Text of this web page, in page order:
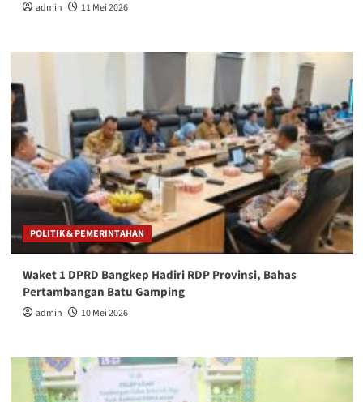
admin 11 Mei 2026
POLITIK & PEMERINTAHAN
Waket 1 DPRD Bangkep Hadiri RDP Provinsi, Bahas
Pertambangan Batu Gamping
admin 10 Mei 2026